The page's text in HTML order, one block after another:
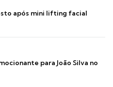
após mini lifting facial
para João Silva no